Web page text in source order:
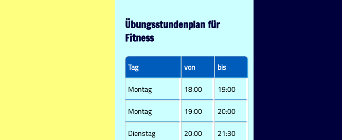
Übungsstundenplan für
Fitness
Tag von bis
Montag 18:00 19:00
Montag 19:00 20:00
Dienstag 20:00 21:30